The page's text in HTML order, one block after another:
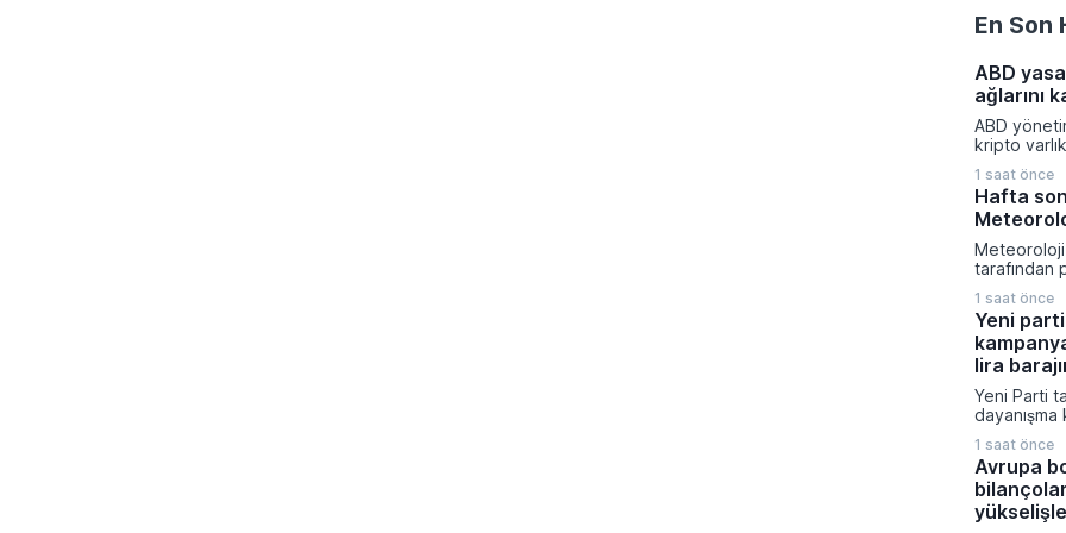
En Son
ABD
ağlarını
ABD
kripto
yeni
aldı.
platformu
sistemi
edildi.
1 saat önce
Hafta
tarafından
boyunca
bölümünde
hava
civarında
ile
yağış
tahmin
1 saat önce
Yeni parti
lira
Yeni Parti
dayanışma
sürede 300
aşarak
CHP'den
kurucular
1 saat önce
Avrupa